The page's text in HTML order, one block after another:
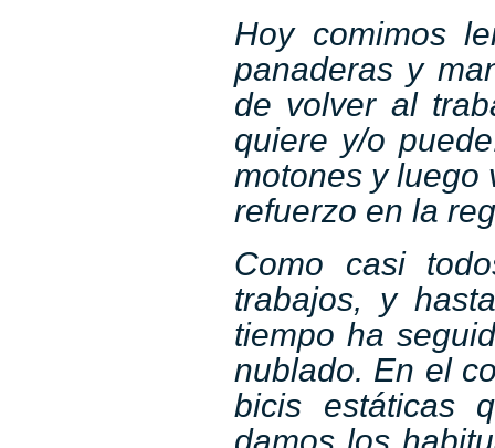
Hoy comimos
panaderas y
de volver al
quiere y/o
motones y luego
refuerzo en la
Como casi
trabajos, y
tiempo ha
nublado. En el
bicis estáticas